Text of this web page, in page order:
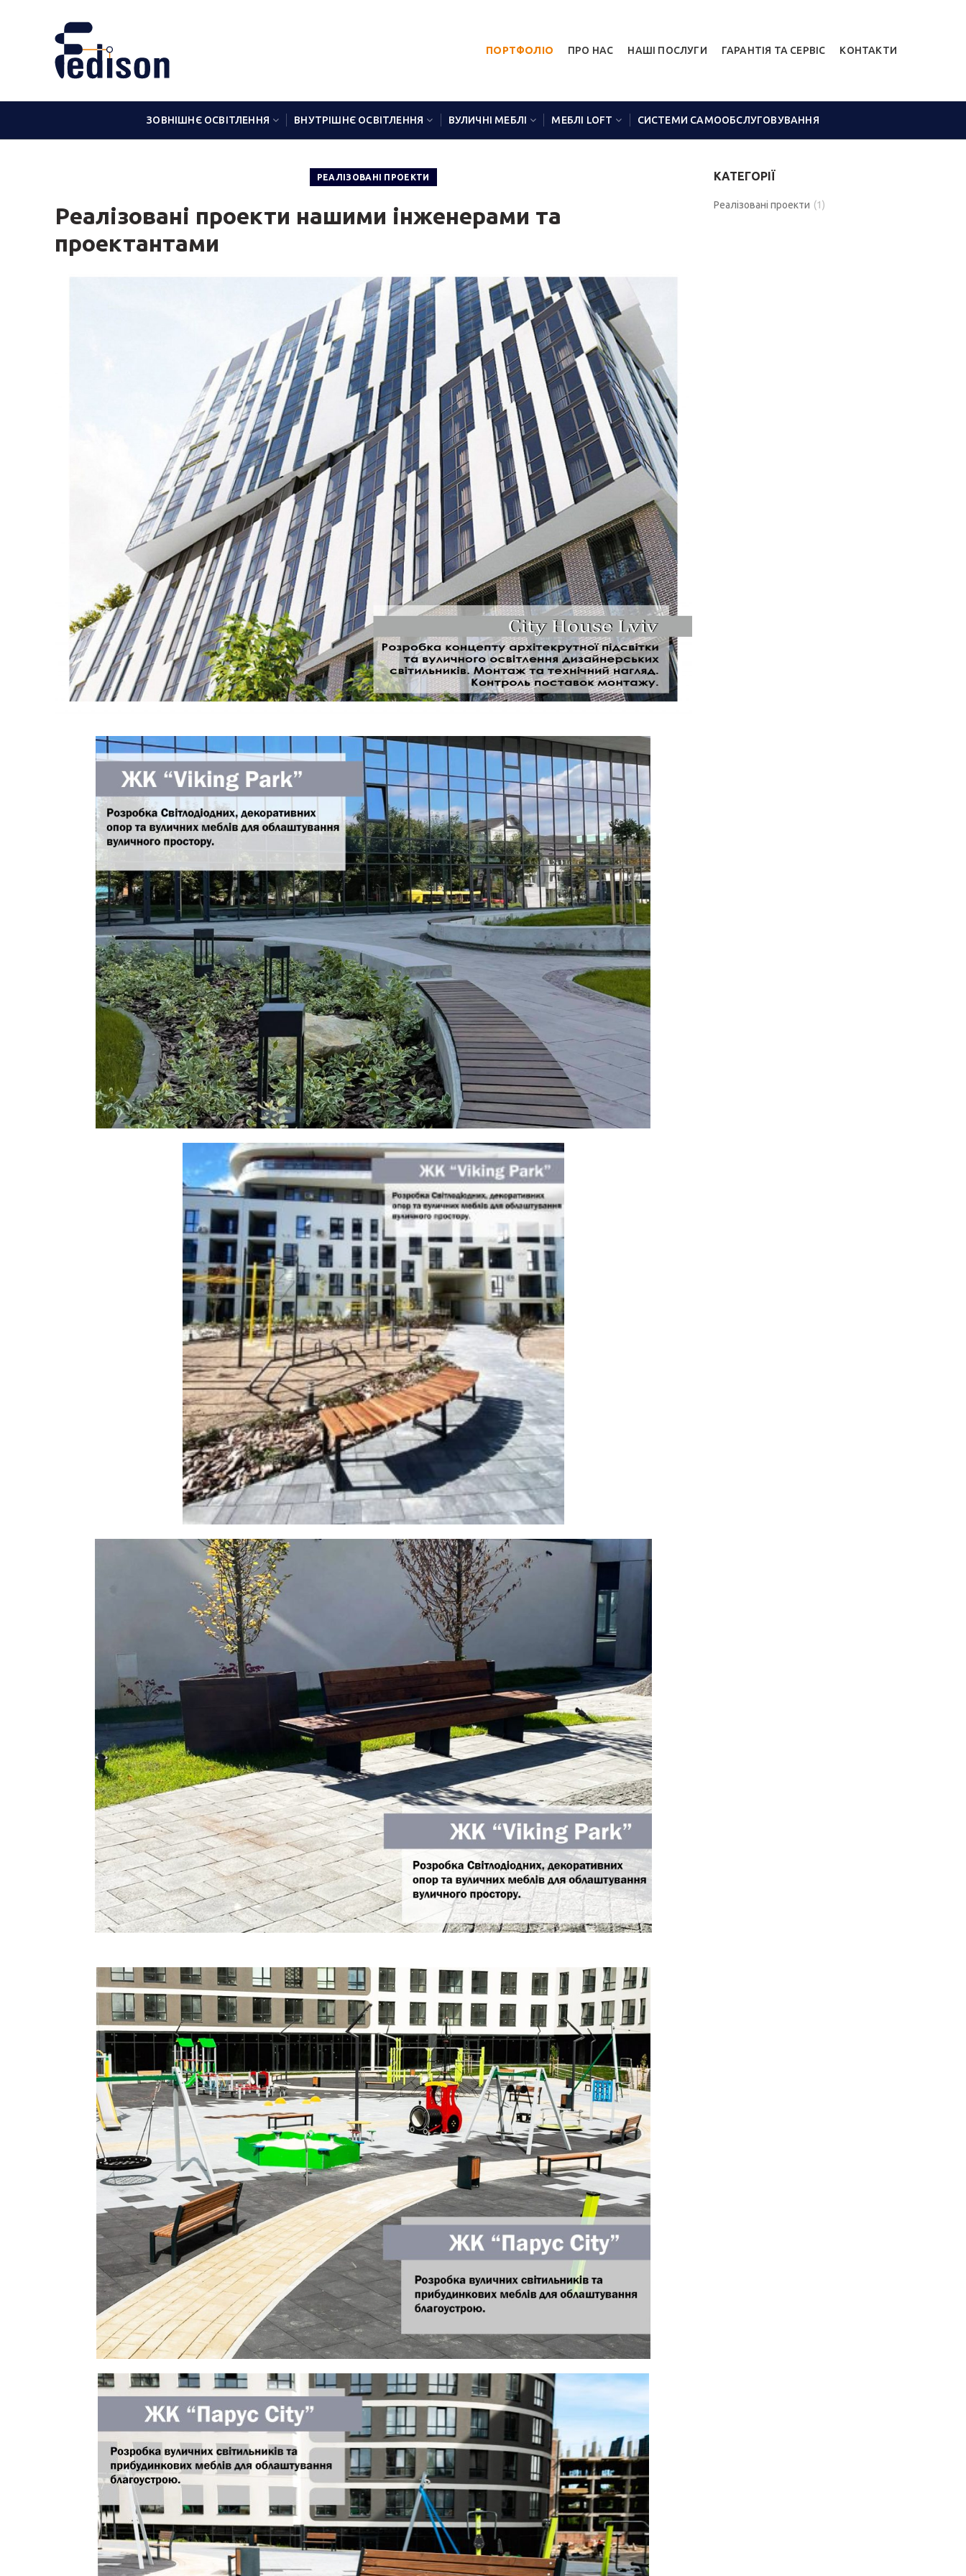
ПОРТФОЛІО ПРО НАС НАШІ ПОСЛУГИ ГАРАНТІЯ ТА СЕРВІС КОНТАКТИ
ЗОВНІШНЄ ОСВІТЛЕННЯ ВНУТРІШНЄ ОСВІТЛЕННЯ ВУЛИЧНІ МЕБЛІ МЕБЛІ LOFT СИСТЕМИ САМООБСЛУГОВУВАННЯ
РЕАЛІЗОВАНІ ПРОЕКТИ
Реалізовані проекти нашими інженерами та
проектантами
КАТЕГОРІЇ
Реалізовані проекти (1)